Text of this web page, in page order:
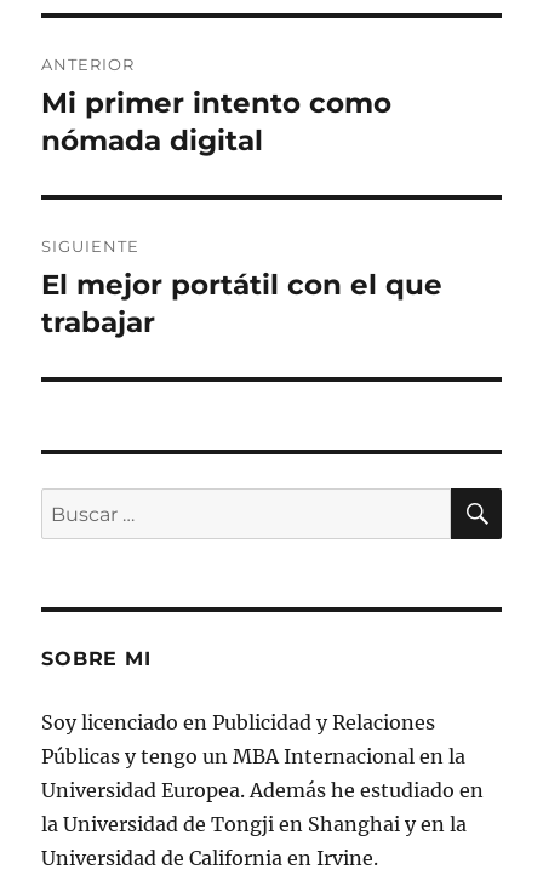
de
entradas
ANTERIOR
Entrada
anterior:
Mi primer intento como
nómada digital
SIGUIENTE
Entrada
siguiente:
El mejor portátil con el que
trabajar
Buscar
por:
SOBRE MI
Soy licenciado en Publicidad y Relaciones
Públicas y tengo un MBA Internacional en la
Universidad Europea. Además he estudiado en
la Universidad de Tongji en Shanghai y en la
Universidad de California en Irvine.